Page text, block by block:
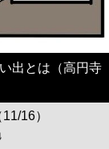
出とは（高円寺
16）